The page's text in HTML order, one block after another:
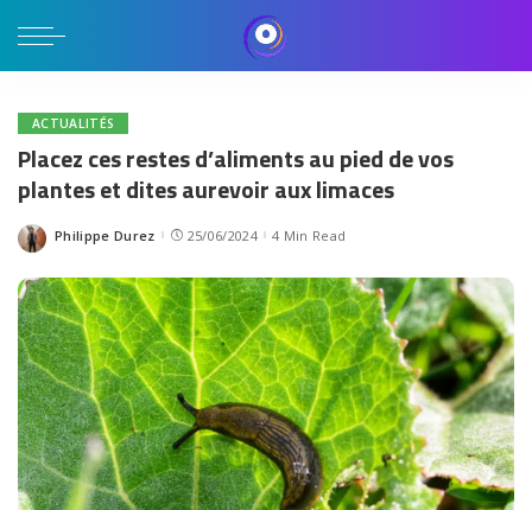
ACTUALITÉS
Placez ces restes d’aliments au pied de vos
plantes et dites aurevoir aux limaces
Posted
Philippe Durez 25/06/2024 4 Min Read